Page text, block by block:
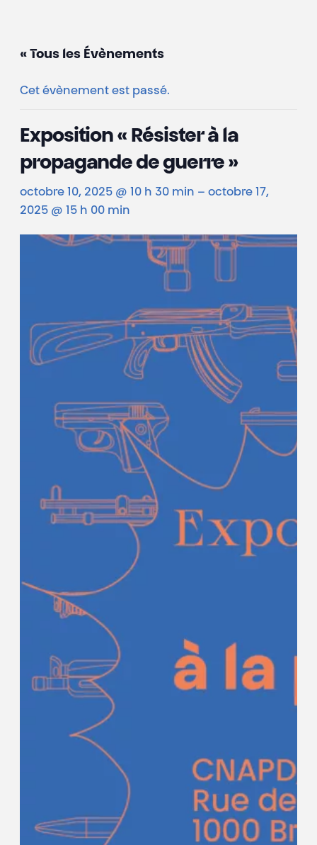
« Tous les Évènements
Cet évènement est passé.
Exposition « Résister à la
propagande de guerre »
octobre 10, 2025 @ 10 h 30 min – octobre 17,
2025 @ 15 h 00 min